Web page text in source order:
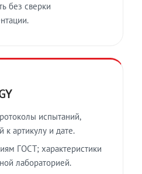
без сверки
испытаний,
к артикулу и дате.
ГОСТ; характеристики
лабораторией.